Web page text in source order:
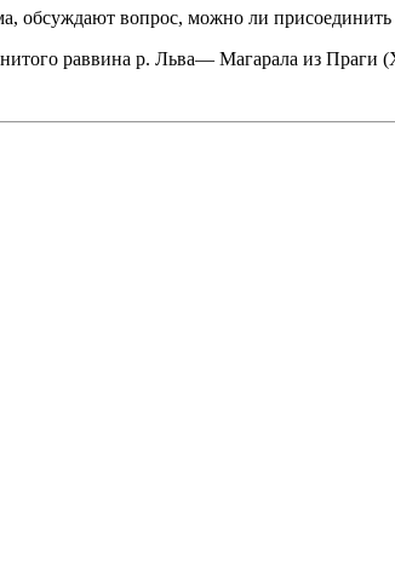
вопрос, можно ли
раввина р. Льва— Магарала из Праги